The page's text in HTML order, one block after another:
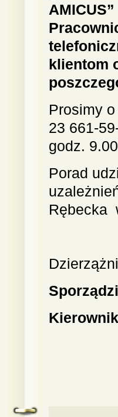
klientom
Prosimy
23 661-
godz.
Porad
Rębecka